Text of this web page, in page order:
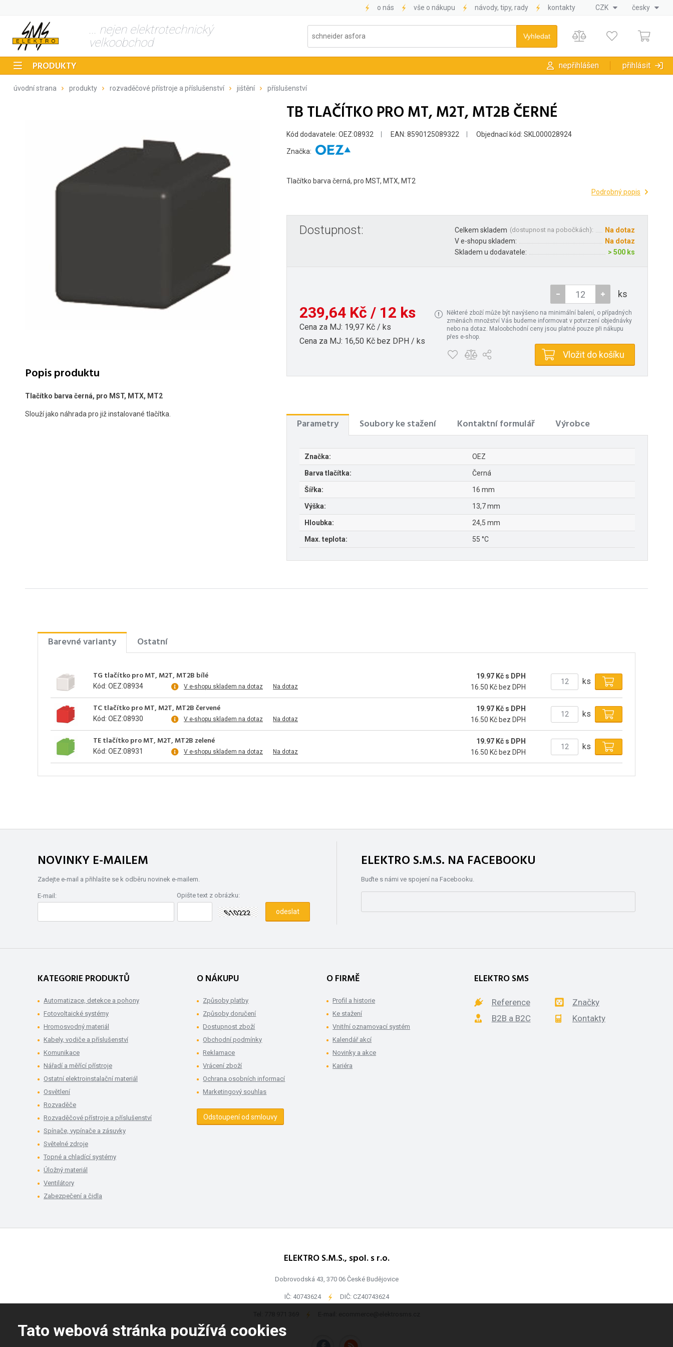
o nás vše o nákupu návody, tipy, rady kontakty CZK česky
... nejen elektrotechnický
velkoobchod
PRODUKTY nepřihlášen přihlásit
úvodní strana produkty rozvaděčové přístroje a příslušenství jištění příslušenství
Popis produktu
Tlačítko barva černá, pro MST, MTX, MT2
Slouží jako náhrada pro již instalované tlačítka.
TB TLAČÍTKO PRO MT, M2T, MT2B ČERNÉ
Kód dodavatele: OEZ:08932 EAN: 8590125089322 Objednací kód: SKL000028924
Značka:
Tlačítko barva černá, pro MST, MTX, MT2
Podrobný popis
Dostupnost: Celkem skladem (dostupnost na pobočkách):
Na dotaz
V e-shopu skladem:
Na dotaz
Skladem u dodavatele:
> 500 ks
239,64 Kč / 12 ks
Cena za MJ: 19,97 Kč / ks
Cena za MJ: 16,50 Kč bez DPH / ks
ks
Některé zboží může být navýšeno na minimální balení, o případných
změnách množství Vás budeme informovat v potvrzení objednávky
nebo na dotaz. Maloobchodní ceny jsou platné pouze při nákupu
přes e-shop.
Vložit do košíku
Parametry Soubory ke stažení Kontaktní formulář Výrobce
Značka: OEZ
Barva tlačítka: Černá
Šířka: 16 mm
Výška: 13,7 mm
Hloubka: 24,5 mm
Max. teplota: 55 °C
Barevné varianty Ostatní
TG tlačítko pro MT, M2T, MT2B bílé
Kód: OEZ:08934 V e-shopu skladem na dotaz Na dotaz
19.97 Kč s DPH
16.50 Kč bez DPH
ks
TC tlačítko pro MT, M2T, MT2B červené
Kód: OEZ:08930 V e-shopu skladem na dotaz Na dotaz
19.97 Kč s DPH
16.50 Kč bez DPH
ks
TE tlačítko pro MT, M2T, MT2B zelené
Kód: OEZ:08931 V e-shopu skladem na dotaz Na dotaz
19.97 Kč s DPH
16.50 Kč bez DPH
ks
Tato webová stránka používá cookies
NOVINKY E-MAILEM
Zadejte e-mail a přihlašte se k odběru novinek e-mailem.
E-mail: Opište text z obrázku:
ELEKTRO S.M.S. NA FACEBOOKU
Buďte s námi ve spojení na Facebooku.
KATEGORIE PRODUKTŮ
Automatizace, detekce a pohony
Fotovoltaické systémy
Hromosvodný materiál
Kabely, vodiče a příslušenství
Komunikace
Nářadí a měřící přístroje
Ostatní elektroinstalační materiál
Osvětlení
Rozvaděče
Rozvaděčové přístroje a příslušenství
Spínače, vypínače a zásuvky
Světelné zdroje
Topné a chladící systémy
Úložný materiál
Ventilátory
Zabezpečení a čidla
O NÁKUPU
Způsoby platby
Způsoby doručení
Dostupnost zboží
Obchodní podmínky
Reklamace
Vrácení zboží
Ochrana osobních informací
Marketingový souhlas
Odstoupení od smlouvy
O FIRMĚ
Profil a historie
Ke stažení
Vnitřní oznamovací systém
Kalendář akcí
Novinky a akce
Kariéra
ELEKTRO SMS
Reference
Značky
B2B a B2C
Kontakty
ELEKTRO S.M.S., spol. s r.o.
Dobrovodská 43, 370 06 České Budějovice
IČ: 40743624 - DIČ: CZ40743624
-